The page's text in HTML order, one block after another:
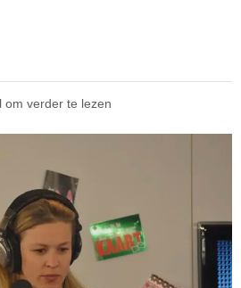
om verder te lezen